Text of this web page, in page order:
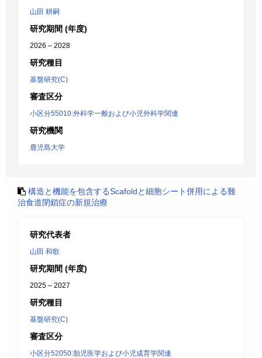
山田 耕嗣
研究期間 (年度)
2026 – 2028
研究種目
基盤研究(C)
審査区分
小区分55010:外科学一般および小児外科学関連
研究機関
鹿児島大学
構造と機能を包含するScafoldと細胞シート併用による難
治食道閉鎖症の新規治療
研究代表者
山田 和歌
研究期間 (年度)
2025 – 2027
研究種目
基盤研究(C)
審査区分
小区分52050:胎児医学および小児成育学関連